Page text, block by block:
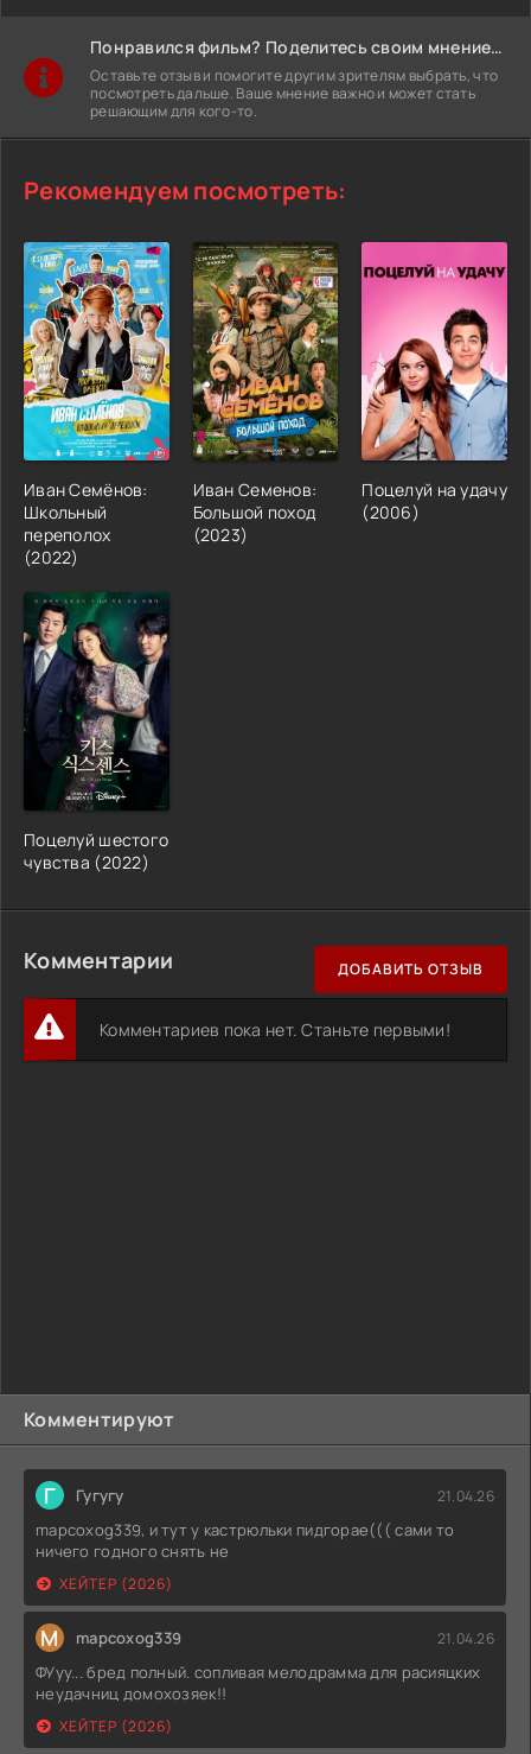
Комментируют
Г Гугугу 21.04.26
mapcoxog339, и тут у кастрюльки пидгорае((( сами то
ничего годного снять не
ХЕЙТЕР (2026)
M mapcoxog339 21.04.26
ФУуу... бред полный. сопливая мелодрамма для расияцких
неудачниц домохозяек!!
ХЕЙТЕР (2026)
Понравился фильм? Поделитесь своим мнением!
Оставьте отзыв и помогите другим зрителям выбрать, что
посмотреть дальше. Ваше мнение важно и может стать
решающим для кого-то.
Рекомендуем посмотреть:
Иван Семёнов:
Школьный
переполох
(2022)
Иван Семенов:
Большой поход
(2023)
Поцелуй на удачу
(2006)
Поцелуй шестого
чувства (2022)
Комментарии ДОБАВИТЬ ОТЗЫВ
Комментариев пока нет. Станьте первыми!